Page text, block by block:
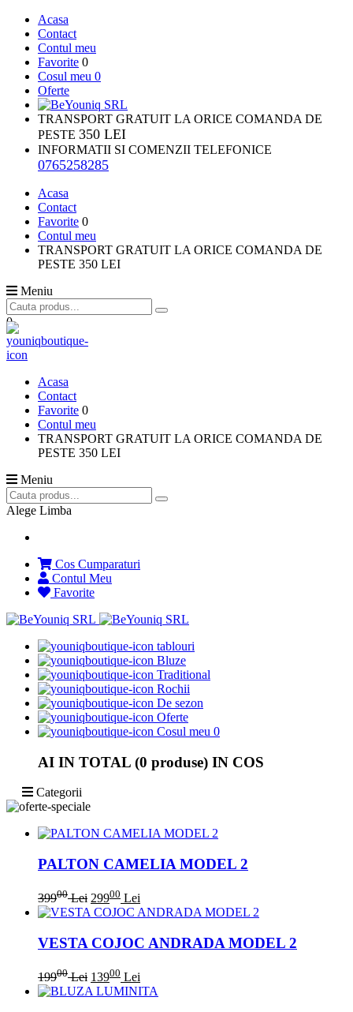
Acasa
Contact
Contul meu
Favorite 0
Cosul meu 0
Oferte
TRANSPORT GRATUIT LA ORICE COMANDA DE
PESTE 350 LEI
INFORMATII SI COMENZII TELEFONICE
0765258285
Acasa
Contact
Favorite 0
Contul meu
TRANSPORT GRATUIT LA ORICE COMANDA DE
PESTE 350 LEI
Meniu
0
Acasa
Contact
Favorite 0
Contul meu
TRANSPORT GRATUIT LA ORICE COMANDA DE
PESTE 350 LEI
Meniu
Alege Limba
Cos Cumparaturi
Contul Meu
Favorite
tablouri
Bluze
Traditional
Rochii
De sezon
Oferte
Cosul meu 0
AI IN TOTAL (0 produse) IN COS
Categorii
PALTON CAMELIA MODEL 2
39900Lei 29900 Lei
VESTA COJOC ANDRADA MODEL 2
19900Lei 13900 Lei